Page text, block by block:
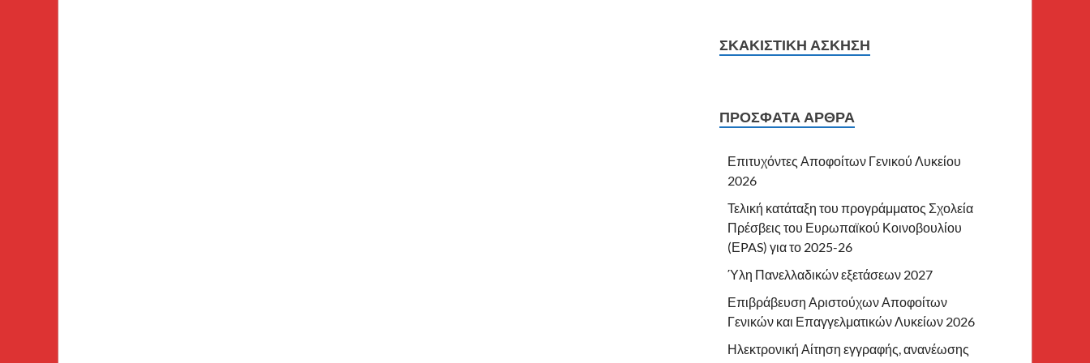
ΣΚΑΚΙΣΤΙΚΉ ΆΣΚΗΣΗ
ΠΡΌΣΦΑΤΑ ΆΡΘΡΑ
Επιτυχόντες Αποφοίτων Γενικού Λυκείου
2026
Τελική κατάταξη του προγράμματος Σχολεία
Πρέσβεις του Ευρωπαϊκού Κοινοβουλίου
(ΕPAS) για το 2025-26
Ύλη Πανελλαδικών εξετάσεων 2027
Επιβράβευση Αριστούχων Αποφοίτων
Γενικών και Επαγγελματικών Λυκείων 2026
Ηλεκτρονική Αίτηση εγγραφής, ανανέωσης